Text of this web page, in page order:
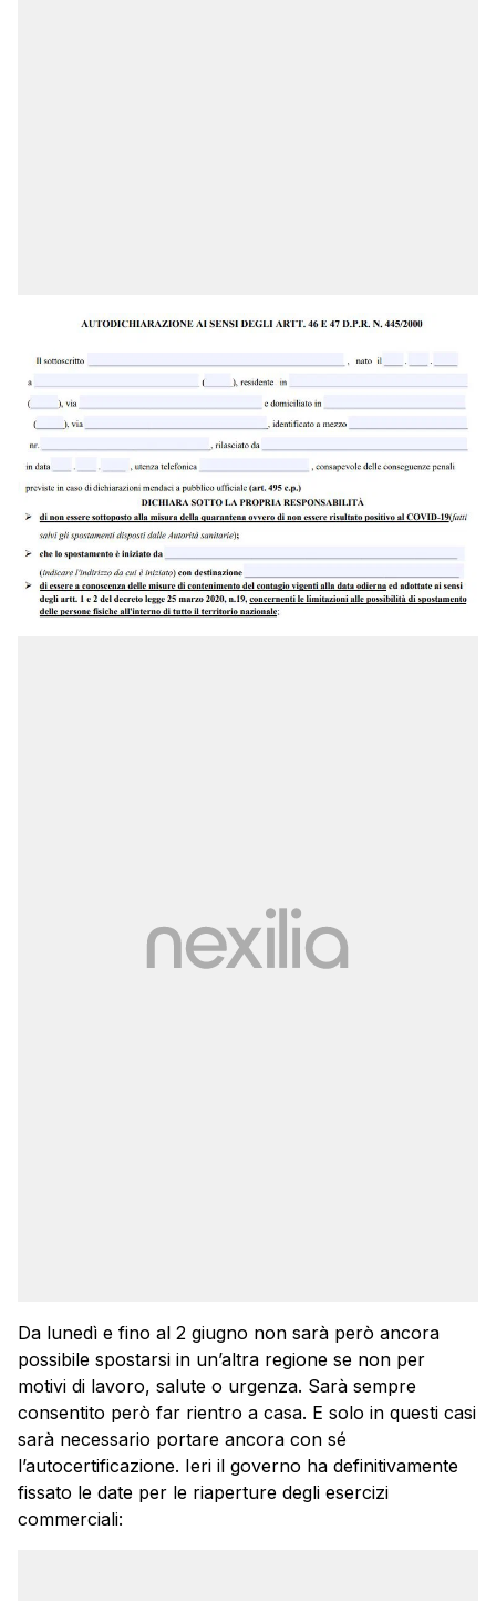
Da lunedì e fino al 2 giugno non sarà però ancora
possibile spostarsi in un’altra regione se non per
motivi di lavoro, salute o urgenza. Sarà sempre
consentito però far rientro a casa. E solo in questi casi
sarà necessario portare ancora con sé
l’autocertificazione. Ieri il governo ha definitivamente
fissato le date per le riaperture degli esercizi
commerciali: